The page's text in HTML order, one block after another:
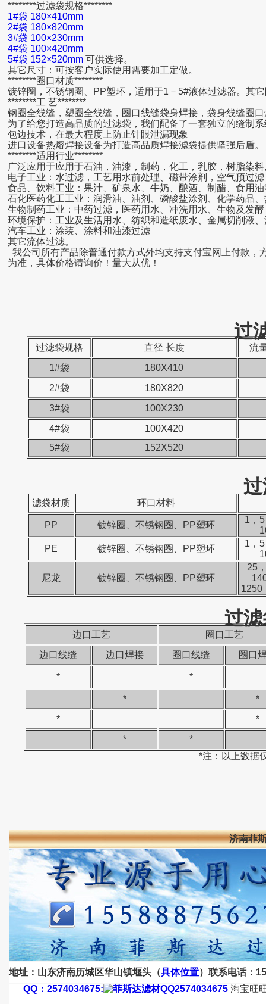
********过滤袋规格********
1#袋 180×410mm
2#袋 180×820mm
3#袋 100×230mm
4#袋 100×420mm
5#袋 152×520mm 可供选择。
其它尺寸：可按客户实际使用需要加工定做。
********圈口材质********
镀锌圈，不锈钢圈、PP塑环，适用于1－5#液体过滤器。其
********工 艺********
钢圈全线缝，塑圈全线缝，圈口线缝袋身焊接，袋身线缝圈
为了给您打造高品质的过滤袋，我们配备了一套独立的缝制
包边技术，在最大程度上防止针眼泄漏现象
进口设备热熔焊接设备为打造高品质焊接滤袋提供坚强后盾。
********适用行业********
广泛应用于应用于石油，油漆，制药，化工，乳胶，树脂染
电子工业：水过滤，工艺用水前处理、磁带涂剂，空气预过滤
食品、饮料工业：果汁、矿泉水、牛奶、酿酒、制醋、食用
石化医药化工工业：润滑油、油剂、磷酸盐涂剂、化学药品
生物制药工业：中药过滤，医药用水、冲洗用水、生物及发
环境保护：工业及生活用水、纺织和造纸废水、金属切削液
汽车工业：涂装、涂料和油漆过滤
其它流体过滤。
我公司所有产品除普通付款方式外均支持支付宝网上付款
为准，具体价格请询价！量大从优！
过
过滤袋规格 直径 长度
流
1#袋
180X410
2#袋
180X820
3#袋
100X230
4#袋
100X420
5#袋
152X520
滤袋材质 环口材料
PP 镀锌圈、不锈钢圈、PP塑环
1，
PE
镀锌圈、不锈钢圈、PP塑环
1，
尼龙 镀锌圈、不锈钢圈、PP塑环
25
1250
过
边口工艺
圈口工艺
边口线缝
边口焊接 圈口线缝 圈口
* *
*
*
*
*
*
*
*注：以上数据
济南菲
地址：山东济南历城区华山镇堰头（具体位置）联系电话：
QQ：2574034675:
淘宝旺